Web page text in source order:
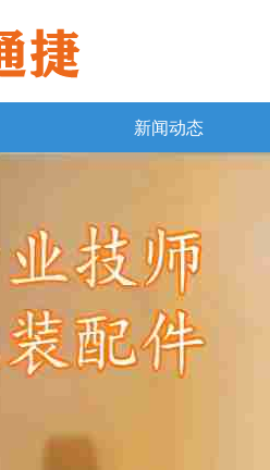
新闻动态